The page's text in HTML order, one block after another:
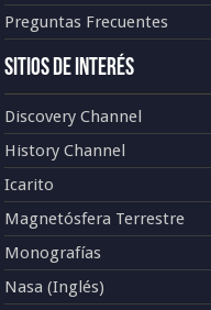
Preguntas Frecuentes
Sitios de Interés
Discovery Channel
History Channel
Icarito
Magnetósfera Terrestre
Monografías
Nasa (Inglés)